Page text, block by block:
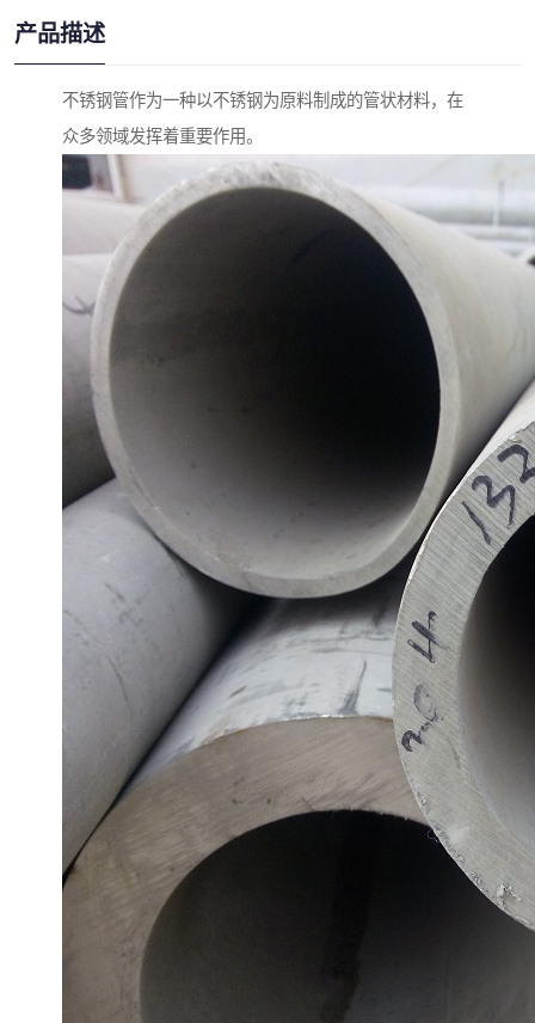
产品描述
不锈钢管作为一种以不锈钢为原料制成的管状材料，在
众多领域发挥着重要作用。